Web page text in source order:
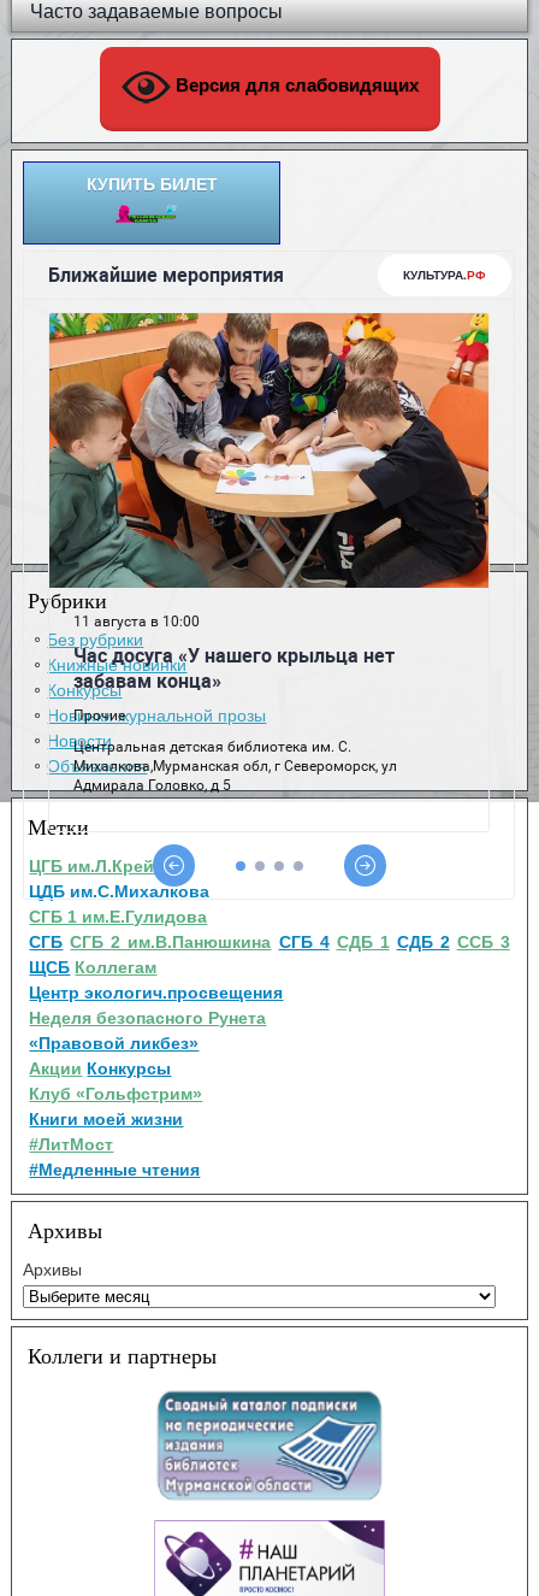
Часто задаваемые вопросы
Версия для слабовидящих
КУПИТЬ БИЛЕТ
Рубрики
Без рубрики
Книжные новинки
Конкурсы
Новинки журнальной прозы
Новости
Объявления
Метки
ЦГБ им.Л.Крейна
ЦДБ им.С.Михалкова
СГБ 1 им.Е.Гулидова
СГБ СГБ 2 им.В.Панюшкина СГБ 4 СДБ 1 СДБ 2 ССБ 3
ЩСБ Коллегам
Центр экологич.просвещения
Неделя безопасного Рунета
«Правовой ликбез»
Акции Конкурсы
Клуб «Гольфстрим»
Книги моей жизни
#ЛитМост
#Медленные чтения
Архивы
Архивы
Коллеги и партнеры